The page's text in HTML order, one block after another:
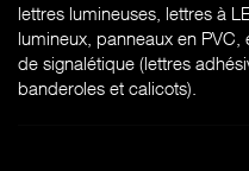
lettres lumineuses, lettres à
lumineux, panneaux en
de signalétique (lettres
banderoles et calicots).